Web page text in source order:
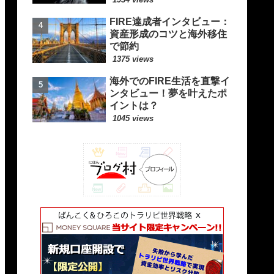
FIRE達成者インタビュー：
資産形成のコツと海外移住
で節約
1375 views
海外でのFIRE生活を直撃イ
ンタビュー！夢を叶えたポ
イントは？
1045 views